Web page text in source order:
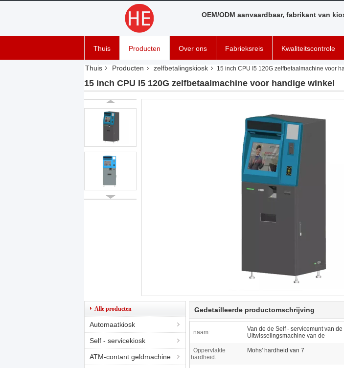
OEM/ODM aanvaardbaar, fabrikant van
Thuis Producten Over ons Fabrieksreis Kwaliteitscontrole
Thuis Producten zelfbetalingskiosk 15 inch CPU I5 120G zelfbetaalmachine voor
15 inch CPU I5 120G zelfbetaalmachine voor handige winkel
Alle producten
Automaatkiosk
Self - servicekiosk
ATM-contant geldmachine
Gedetailleerde productomschrijving
naam:
Van de de Self - servicemunt van
Uitwisselingsmachine van de
Oppervlakte
hardheid:
Mohs' hardheid van 7